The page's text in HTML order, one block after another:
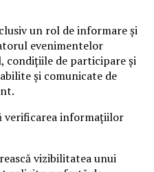
un rol de informare și
evenimentelor
condițiile de participare și
și comunicate de
verificarea informațiilor
vizibilitatea unui